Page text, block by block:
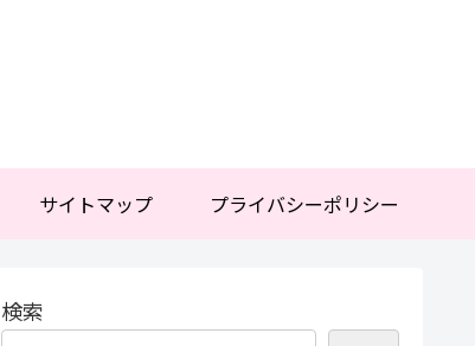
サイトマップ プライバシーポリシー
検索